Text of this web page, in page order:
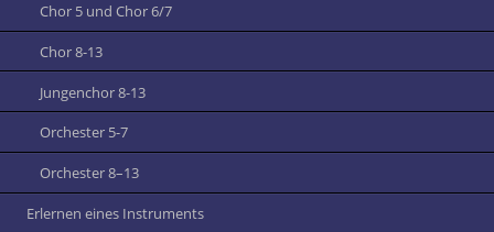
Chor 5 und Chor 6/7
Chor 8-13
Jungenchor 8-13
Orchester 5-7
Orchester 8–13
Erlernen eines Instruments